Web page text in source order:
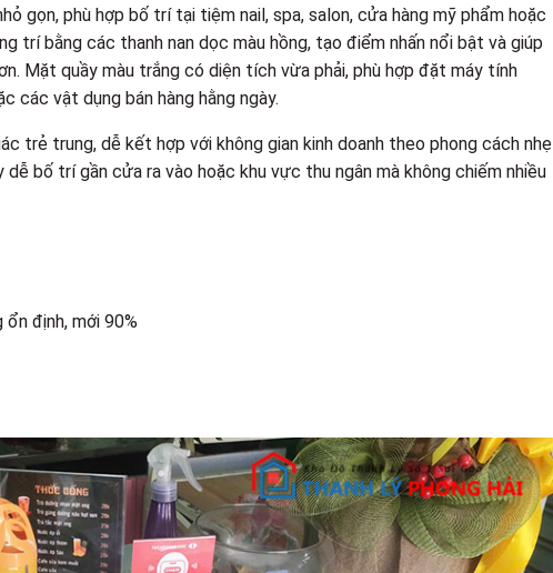
gọn, phù hợp bố trí tại tiệm nail, spa, salon, cửa hàng mỹ phẩm hoặc
trí bằng các thanh nan dọc màu hồng, tạo điểm nhấn nổi bật và giúp
Mặt quầy màu trắng có diện tích vừa phải, phù hợp đặt máy tính
các vật dụng bán hàng hằng ngày.
trẻ trung, dễ kết hợp với không gian kinh doanh theo phong cách nhẹ
dễ bố trí gần cửa ra vào hoặc khu vực thu ngân mà không chiếm nhiều
định, mới 90%